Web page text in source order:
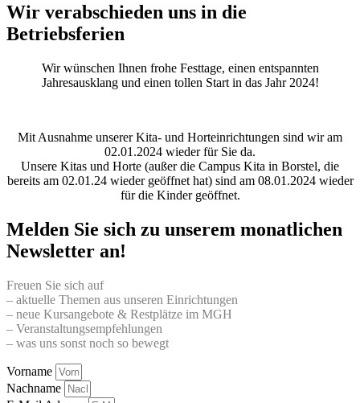
Wir verabschieden uns in die
Betriebsferien
Wir wünschen Ihnen frohe Festtage, einen entspannten
Jahresausklang und einen tollen Start in das Jahr 2024!
Mit Ausnahme unserer Kita- und Horteinrichtungen sind wir am
02.01.2024 wieder für Sie da.
Unsere Kitas und Horte (außer die Campus Kita in Borstel, die
bereits am 02.01.24 wieder geöffnet hat) sind am 08.01.2024 wieder
für die Kinder geöffnet.
Melden Sie sich zu unserem monatlichen
Newsletter an!
Freuen Sie sich auf
– aktuelle Themen aus unseren Einrichtungen
– neue Kursangebote & Restplätze im MGH
– Veranstaltungsempfehlungen
– was uns sonst noch so bewegt
Vorname
Nachname